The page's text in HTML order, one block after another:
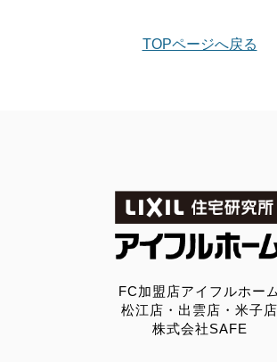
TOPページへ戻る
FC加盟店アイフルホーム
松江店・出雲店・米子店
株式会社SAFE